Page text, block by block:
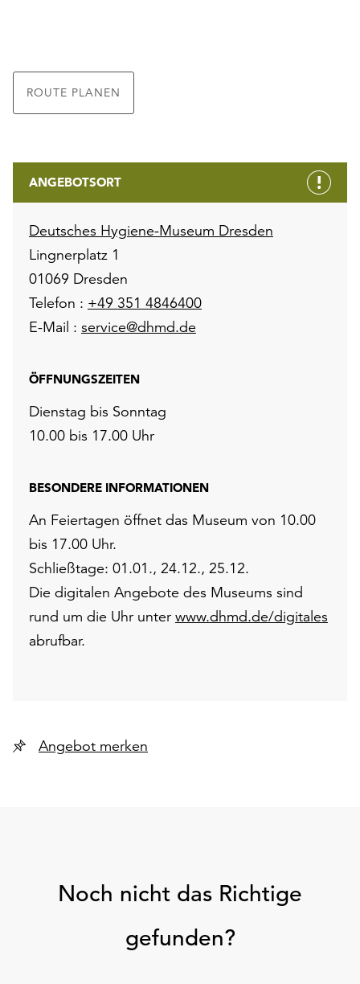
ROUTE PLANEN
ANGEBOTSORT
Deutsches Hygiene-Museum Dresden
Lingnerplatz 1
01069 Dresden
Telefon : +49 351 4846400
E-Mail : service@dhmd.de
ÖFFNUNGSZEITEN
Dienstag bis Sonntag
10.00 bis 17.00 Uhr
BESONDERE INFORMATIONEN
An Feiertagen öffnet das Museum von 10.00
bis 17.00 Uhr.
Schließtage: 01.01., 24.12., 25.12.
Die digitalen Angebote des Museums sind
rund um die Uhr unter www.dhmd.de/digitales
abrufbar.
Angebot merken
Noch nicht das Richtige
gefunden?